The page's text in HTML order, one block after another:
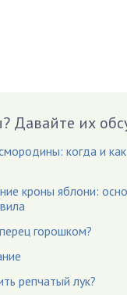
Давайте их
когда и
кроны яблони:
горошком?
репчатый лук?